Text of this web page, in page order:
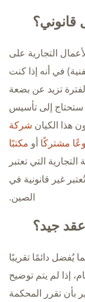
التجارية على
في أنه إذا كنت
تزيد عن بضعة
ستحتاج إلى تأسيس
هذا الكيان شركة
مشتركًا أو مكتبًا
التي تعتبر
غير قانونية في
الصين.
جيد؟
يُفضل دائمًا تقريبًا
إذا لم يتم توضيح
بأن تقرر المحكمة